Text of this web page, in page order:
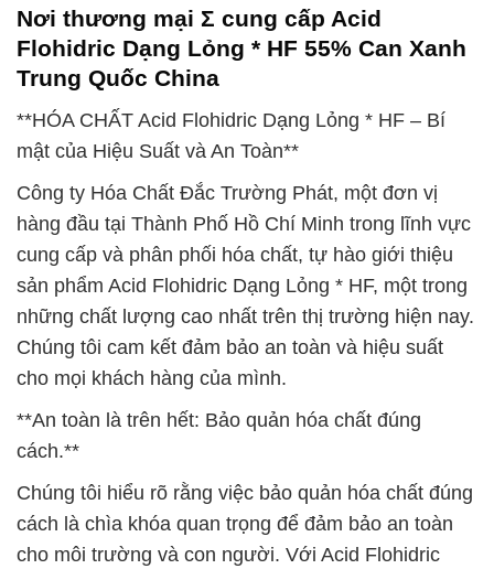
Nơi thương mại Σ cung cấp Acid
Flohidric Dạng Lỏng * HF 55% Can Xanh
Trung Quốc China
**HÓA CHẤT Acid Flohidric Dạng Lỏng * HF – Bí
mật của Hiệu Suất và An Toàn**
Công ty Hóa Chất Đắc Trường Phát, một đơn vị
hàng đầu tại Thành Phố Hồ Chí Minh trong lĩnh vực
cung cấp và phân phối hóa chất, tự hào giới thiệu
sản phẩm Acid Flohidric Dạng Lỏng * HF, một trong
những chất lượng cao nhất trên thị trường hiện nay.
Chúng tôi cam kết đảm bảo an toàn và hiệu suất
cho mọi khách hàng của mình.
**An toàn là trên hết: Bảo quản hóa chất đúng
cách.**
Chúng tôi hiểu rõ rằng việc bảo quản hóa chất đúng
cách là chìa khóa quan trọng để đảm bảo an toàn
cho môi trường và con người. Với Acid Flohidric